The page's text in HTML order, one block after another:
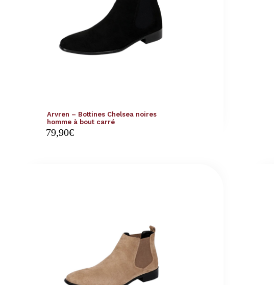
Arvren – Bottines Chelsea noires
homme à bout carré
79,90€